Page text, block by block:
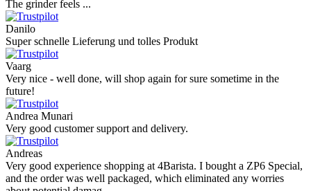
The grinder feels ...
Danilo
Super schnelle Lieferung und tolles Produkt
Vaarg
Very nice - well done, will shop again for sure sometime in the
future!
Andrea Munari
Very good customer support and delivery.
Andreas
Very good experience shopping at 4Barista. I bought a ZP6 Special,
and the order was well packaged, which eliminated any worries